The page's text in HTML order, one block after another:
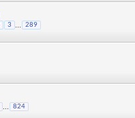
3 ... 289
824